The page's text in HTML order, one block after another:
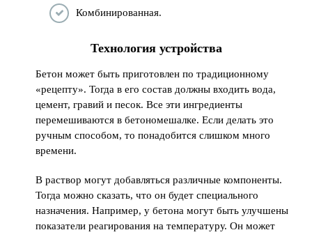
Комбинированная.
Технология устройства
Бетон может быть приготовлен по традиционному
«рецепту». Тогда в его состав должны входить вода,
цемент, гравий и песок. Все эти ингредиенты
перемешиваются в бетономешалке. Если делать это
ручным способом, то понадобится слишком много
времени.
В раствор могут добавляться различные компоненты.
Тогда можно сказать, что он будет специального
назначения. Например, у бетона могут быть улучшены
показатели реагирования на температуру. Он может